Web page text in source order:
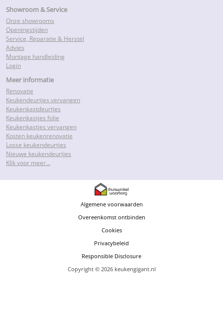
Showroom & Service
Onze showrooms
Openingstijden
Service, Reparatie & Herstel
Advies
Montage handleiding
Login
Meer informatie
Renovatie
Keukendeurtjes vervangen
Keukenkastdeurtjes
Keukenkastjes folie
Keukenkastjes vervangen
Kosten keukenrenovatie
Losse keukendeurtjes
Nieuwe keukendeurtjes
Klik voor meer…
Algemene voorwaarden
Overeenkomst ontbinden
Cookies
Privacybeleid
Responsible Disclosure
Copyright © 2026 keukengigant.nl